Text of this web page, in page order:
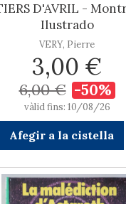
D'AVRIL -
Ilustrado
VERY, Pierre
3,00 €
6,00 € -50%
vàlid fins: 10/08/26
Afegir a la cistella